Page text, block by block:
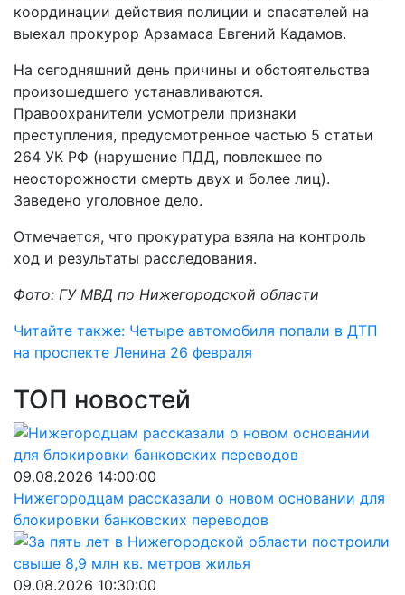
координации действия полиции и спасателей на
выехал прокурор Арзамаса Евгений Кадамов.
На сегодняшний день причины и обстоятельства
произошедшего устанавливаются.
Правоохранители усмотрели признаки
преступления, предусмотренное частью 5 статьи
264 УК РФ (нарушение ПДД, повлекшее по
неосторожности смерть двух и более лиц).
Заведено уголовное дело.
Отмечается, что прокуратура взяла на контроль
ход и результаты расследования.
Фото: ГУ МВД по Нижегородской области
Читайте также: Четыре автомобиля попали в ДТП
на проспекте Ленина 26 февраля
ТОП новостей
09.08.2026 14:00:00
Нижегородцам рассказали о новом основании для
блокировки банковских переводов
09.08.2026 10:30:00